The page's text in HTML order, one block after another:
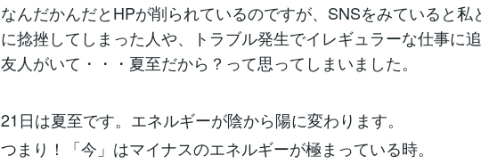
なんだかんだとHPが削られているのですが、SNSをみていると私
に捻挫してしまった人や、トラブル発生でイレギュラーな仕事に
友人がいて・・・夏至だから？って思ってしまいました。
21日は夏至です。エネルギーが陰から陽に変わります。
つまり！「今」はマイナスのエネルギーが極まっている時。